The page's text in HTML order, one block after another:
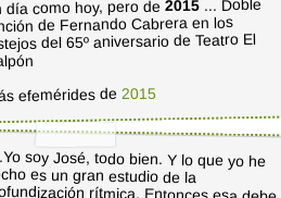
día como hoy, pero de2015 ... Doble
de Fernando Cabrera en los
del 65º aniversario de Teatro El
efemérides de 2015
soy José, todo bien. Y lo que yo he
es un gran estudio de la
rítmica. Entonces esa debe
la gran diferencia con muchos que a lo
no se metieron a hacerlo. Es tan